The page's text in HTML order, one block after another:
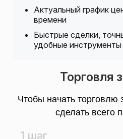
Актуальный график
времени
Быстрые сделки,
удобные инструменты
Торговля
Чтобы начать торговлю
сделать всего
1 шаг